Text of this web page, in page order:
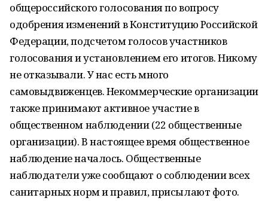
общероссийского голосования по вопросу
одобрения изменений в Конституцию Российской
Федерации, подсчетом голосов участников
голосования и установлением его итогов. Никому
не отказывали. У нас есть много
самовыдвиженцев. Некоммерческие организации
также принимают активное участие в
общественном наблюдении (22 общественные
организации). В настоящее время общественное
наблюдение началось. Общественные
наблюдатели уже сообщают о соблюдении всех
санитарных норм и правил, присылают фото.